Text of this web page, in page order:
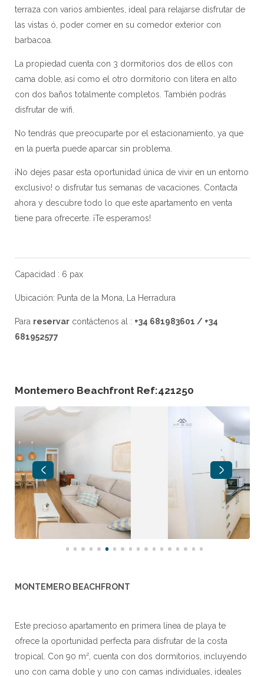
terraza con varios ambientes, ideal para relajarse disfrutar de
las vistas ó, poder comer en su comedor exterior con
barbacoa.
La propiedad cuenta con 3 dormitorios dos de ellos con
cama doble, así como el otro dormitorio con litera en alto
con dos baños totalmente completos. También podrás
disfrutar de wifi.
No tendrás que preocuparte por el estacionamiento, ya que
en la puerta puede aparcar sin problema.
¡No dejes pasar esta oportunidad única de vivir en un entorno
exclusivo! o disfrutar tus semanas de vacaciones. Contacta
ahora y descubre todo lo que este apartamento en venta
tiene para ofrecerte. ¡Te esperamos!
Capacidad : 6 pax
Ubicación: Punta de la Mona, La Herradura
Para reservarcontáctenos al : +34 681983601 / +34
681952577
Montemero Beachfront Ref:421250
MONTEMERO BEACHFRONT
Este precioso apartamento en primera línea de playa te
ofrece la oportunidad perfecta para disfrutar de la costa
tropical. Con 90 m², cuenta con dos dormitorios, incluyendo
uno con cama doble y uno con camas individuales, ideales